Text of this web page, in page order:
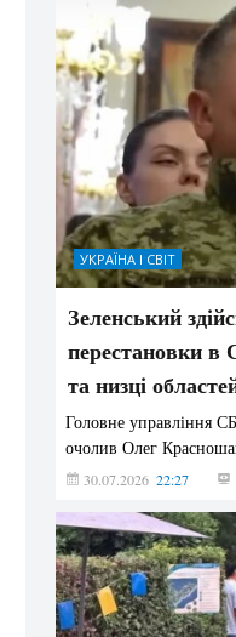
УКРАЇНА І СВІТ
Зеленський
перестановки в
та низці
Головне управління
очолив Олег
30.07.2026 22:27